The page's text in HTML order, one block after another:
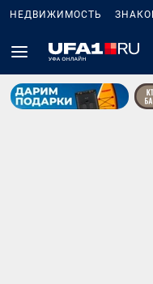
НЕДВИЖИМОСТЬ